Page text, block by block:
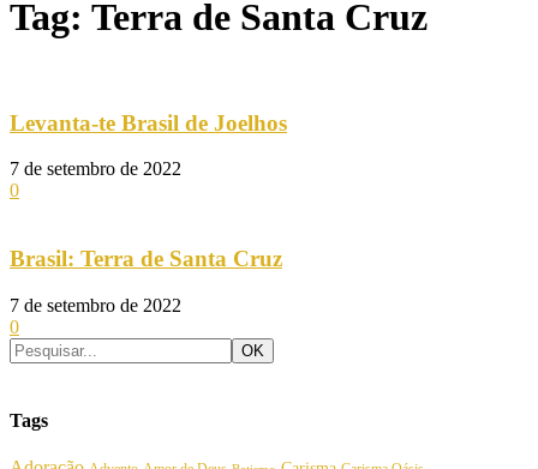
Tag: Terra de Santa Cruz
Levanta-te Brasil de Joelhos
7 de setembro de 2022
0
Brasil: Terra de Santa Cruz
7 de setembro de 2022
0
Tags